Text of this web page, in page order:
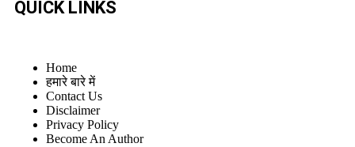
QUICK LINKS
Home
हमारे बारे में
Contact Us
Disclaimer
Privacy Policy
Become An Author